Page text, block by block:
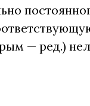
— ред.)